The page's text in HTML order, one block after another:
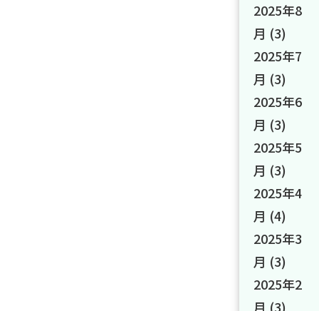
2025年8
月 (3)
2025年7
月 (3)
2025年6
月 (3)
2025年5
月 (3)
2025年4
月 (4)
2025年3
月 (3)
2025年2
月 (3)